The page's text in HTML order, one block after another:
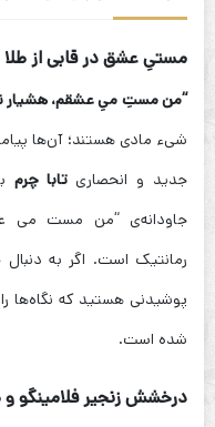
مستیِ عشق در قابی از طلا
“من مستِ میِ عشقم، هشیار
شیء مادی هستند؛ آن‌ها
جدید و انحصاریتابا چرم
جاودانه‌ی “من مست می
رمانتیک است. اگر به دنبال
پوشیدنی هستید که نگاه‌ها
شده است.
درخشش زنجیر فلامینگو